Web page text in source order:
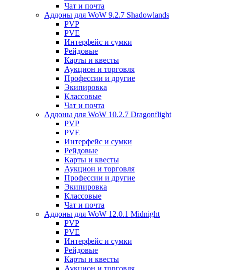
Чат и почта
Аддоны для WoW 9.2.7 Shadowlands
PVP
PVE
Интерфейс и сумки
Рейдовые
Карты и квесты
Аукцион и торговля
Профессии и другие
Экипировка
Классовые
Чат и почта
Аддоны для WoW 10.2.7 Dragonflight
PVP
PVE
Интерфейс и сумки
Рейдовые
Карты и квесты
Аукцион и торговля
Профессии и другие
Экипировка
Классовые
Чат и почта
Аддоны для WoW 12.0.1 Midnight
PVP
PVE
Интерфейс и сумки
Рейдовые
Карты и квесты
Аукцион и торговля